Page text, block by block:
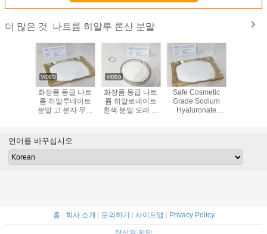
더 많은 것 나트륨 히알루 론산 분말
화장품 등급 나트
륨 히알루네이트
분말 고 분자 무게
화장품 등급 나트
륨 히알로네이트
흰색 분말 오래 지
Safe Cosmetic
Grade Sodium
Hyaluronate
언어를 바꾸십시오
홈 | 회사 소개 | 문의하기 | 사이트맵 | Privacy Policy